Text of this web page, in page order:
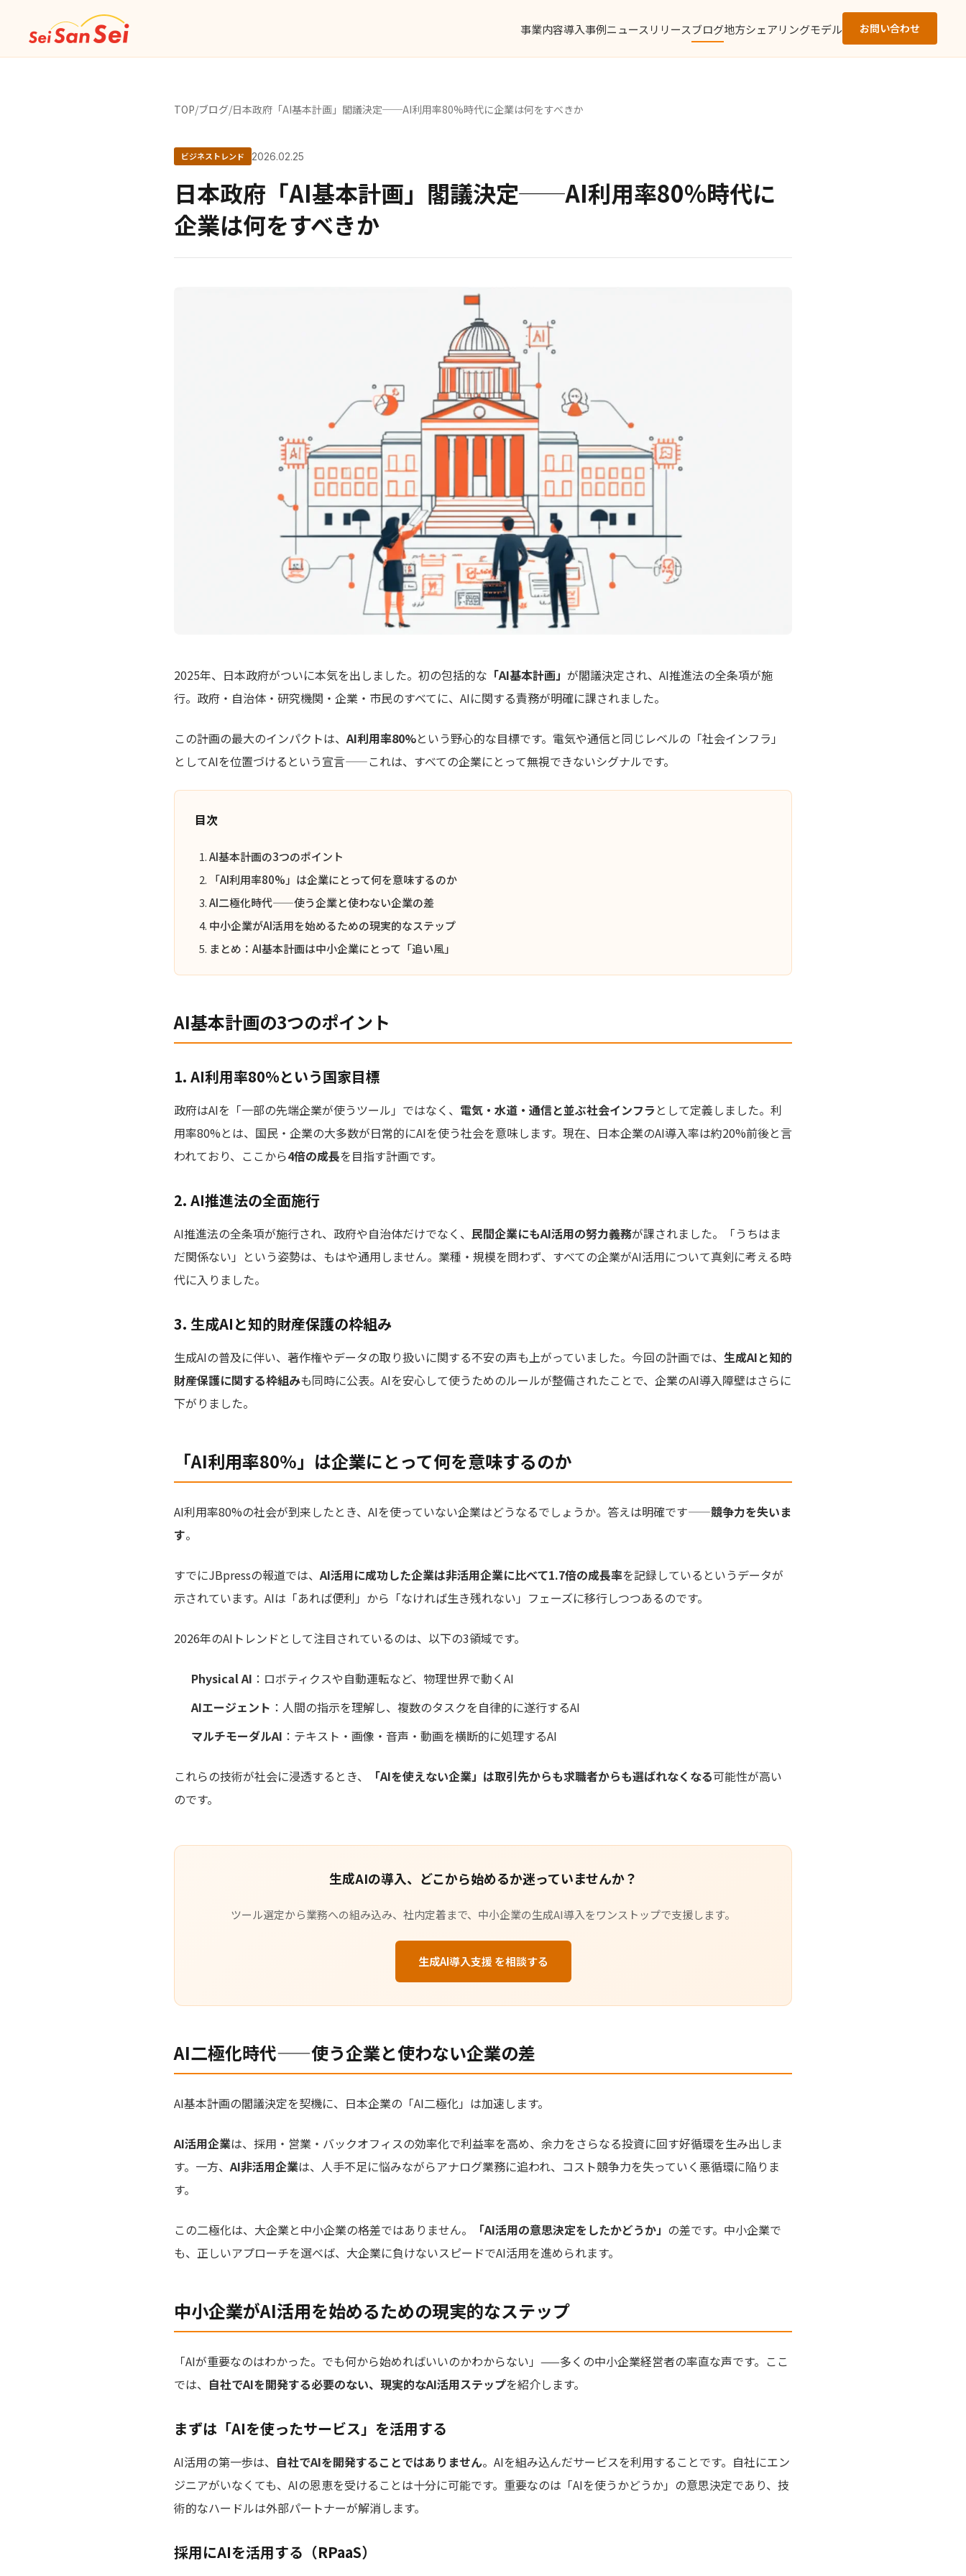
事業内容導入事例ニュースリリースブログ地方シェアリングモデル お問い合わせ
TOP/ブログ/日本政府「AI基本計画」閣議決定──AI利用率80%時代に企業は何をすべきか
ビジネストレンド 2026.02.25
日本政府「AI基本計画」閣議決定──AI利用率80%時代に
企業は何をすべきか
2025年、日本政府がついに本気を出しました。初の包括的な 「AI基本計画」 が閣議決定され、AI推進法の全条項が施
行。政府・自治体・研究機関・企業・市民のすべてに、AIに関する責務が明確に課されました。
この計画の最大のインパクトは、 AI利用率80%という野心的な目標です。電気や通信と同じレベルの「社会インフラ」
としてAIを位置づけるという宣言——これは、すべての企業にとって無視できないシグナルです。
目次
AI基本計画の3つのポイント
「AI利用率80%」は企業にとって何を意味するのか
AI二極化時代——使う企業と使わない企業の差
中小企業がAI活用を始めるための現実的なステップ
まとめ：AI基本計画は中小企業にとって「追い風」
AI基本計画の3つのポイント
1. AI利用率80%という国家目標
政府はAIを「一部の先端企業が使うツール」ではなく、 電気・水道・通信と並ぶ社会インフラ として定義しました。利
用率80%とは、国民・企業の大多数が日常的にAIを使う社会を意味します。現在、日本企業のAI導入率は約20%前後と言
われており、ここから4倍の成長を目指す計画です。
2. AI推進法の全面施行
AI推進法の全条項が施行され、政府や自治体だけでなく、 民間企業にもAI活用の努力義務が課されました。「うちはま
だ関係ない」という姿勢は、もはや通用しません。業種・規模を問わず、すべての企業がAI活用について真剣に考える時
代に入りました。
3. 生成AIと知的財産保護の枠組み
生成AIの普及に伴い、著作権やデータの取り扱いに関する不安の声も上がっていました。今回の計画では、 生成AIと知的
財産保護に関する枠組みも同時に公表。AIを安心して使うためのルールが整備されたことで、企業のAI導入障壁はさらに
下がりました。
「AI利用率80%」は企業にとって何を意味するのか
AI利用率80%の社会が到来したとき、AIを使っていない企業はどうなるでしょうか。答えは明確です——競争力を失いま
す。
すでにJBpressの報道では、 AI活用に成功した企業は非活用企業に比べて1.7倍の成長率を記録しているというデータが
示されています。AIは「あれば便利」から「なければ生き残れない」フェーズに移行しつつあるのです。
2026年のAIトレンドとして注目されているのは、以下の3領域です。
Physical AI ：ロボティクスや自動運転など、物理世界で動くAI
AIエージェント ：人間の指示を理解し、複数のタスクを自律的に遂行するAI
マルチモーダルAI ：テキスト・画像・音声・動画を横断的に処理するAI
これらの技術が社会に浸透するとき、 「AIを使えない企業」は取引先からも求職者からも選ばれなくなる可能性が高い
のです。
生成AIの導入、どこから始めるか迷っていませんか？
ツール選定から業務への組み込み、社内定着まで、中小企業の生成AI導入をワンストップで支援します。
生成AI導入支援 を相談する
AI二極化時代——使う企業と使わない企業の差
AI基本計画の閣議決定を契機に、日本企業の「AI二極化」は加速します。
AI活用企業は、採用・営業・バックオフィスの効率化で利益率を高め、余力をさらなる投資に回す好循環を生み出しま
す。一方、 AI非活用企業は、人手不足に悩みながらアナログ業務に追われ、コスト競争力を失っていく悪循環に陥りま
す。
この二極化は、大企業と中小企業の格差ではありません。 「AI活用の意思決定をしたかどうか」 の差です。中小企業で
も、正しいアプローチを選べば、大企業に負けないスピードでAI活用を進められます。
中小企業がAI活用を始めるための現実的なステップ
「AIが重要なのはわかった。でも何から始めればいいのかわからない」——多くの中小企業経営者の率直な声です。ここ
では、 自社でAIを開発する必要のない、現実的なAI活用ステップを紹介します。
まずは「AIを使ったサービス」を活用する
AI活用の第一歩は、 自社でAIを開発することではありません。AIを組み込んだサービスを利用することです。自社にエン
ジニアがいなくても、AIの恩恵を受けることは十分に可能です。重要なのは「AIを使うかどうか」の意思決定であり、技
術的なハードルは外部パートナーが解消します。
採用にAIを活用する（RPaaS）